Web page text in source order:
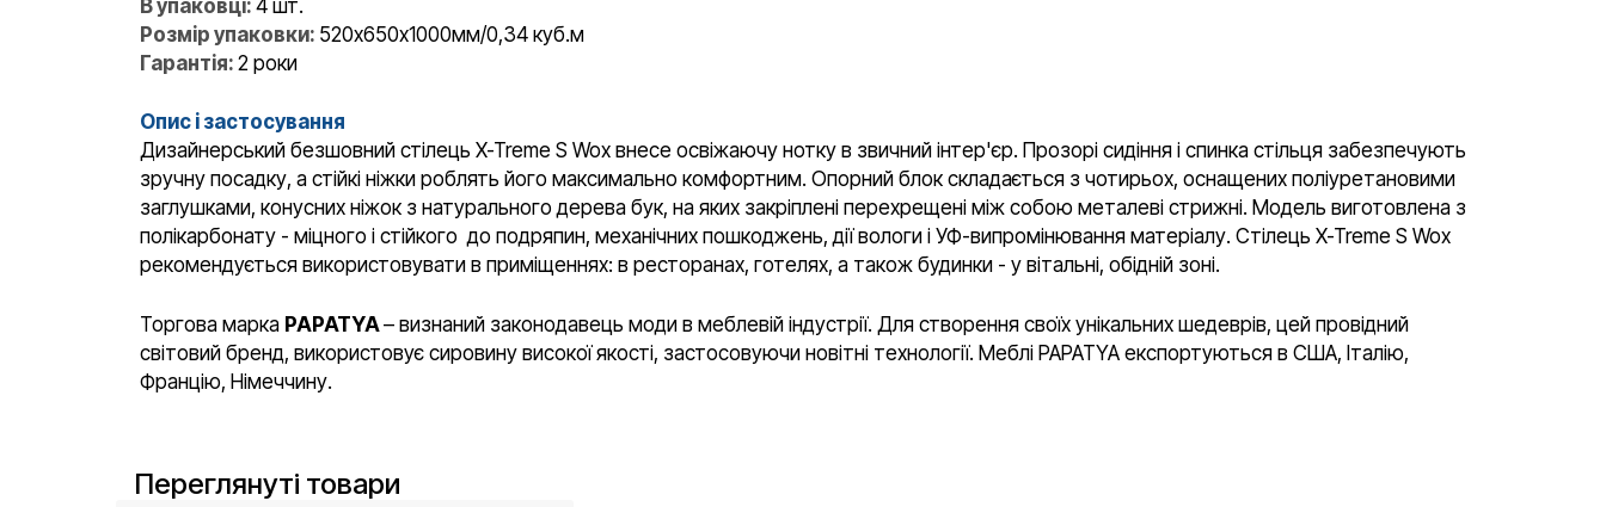
В упаковці: 4 шт.
Розмір упаковки: 520х650х1000мм/0,34 куб.м
Гарантія: 2 роки
Опис і застосування
Дизайнерський безшовний стілець X-Treme S Wox внесе освіжаючу нотку в звичний інтер'єр. Прозорі сидіння і спинка стільця забезпечують
зручну посадку, а стійкі ніжки роблять його максимально комфортним. Опорний блок складається з чотирьох, оснащених поліуретановими
заглушками, конусних ніжок з натурального дерева бук, на яких закріплені перехрещені між собою металеві стрижні. Модель виготовлена з
полікарбонату - міцного і стійкого до подряпин, механічних пошкоджень, дії вологи і УФ-випромінювання матеріалу. Стілець X-Treme S Wox
рекомендується використовувати в приміщеннях: в ресторанах, готелях, а також будинки - у вітальні, обідній зоні.
Торгова марка PAPATYA– визнаний законодавець моди в меблевій індустрії. Для створення своїх унікальних шедеврів, цей провідний
світовий бренд, використовує сировину високої якості, застосовуючи новітні технології. Меблі PAPATYA експортуються в США, Італію,
Францію, Німеччину.
Переглянуті товари